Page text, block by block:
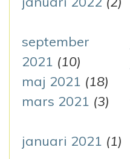
september
2021 (10)
maj 2021 (18)
mars 2021 (3)
januari 2021 (1)